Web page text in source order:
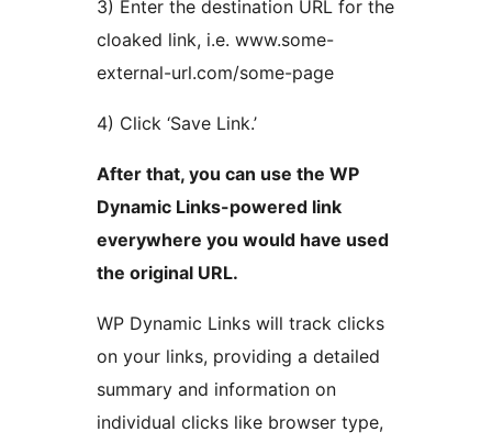
3) Enter the destination URL for the
cloaked link, i.e. www.some-
external-url.com/some-page
4) Click ‘Save Link.’
After that, you can use the WP
Dynamic Links-powered link
everywhere you would have used
the original URL.
WP Dynamic Links will track clicks
on your links, providing a detailed
summary and information on
individual clicks like browser type,